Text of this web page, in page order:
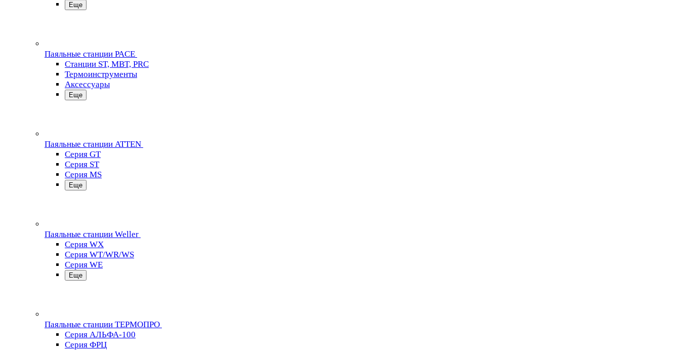
Еще
Паяльные станции PACE
Станции ST, MBT, PRC
Термоинструменты
Аксессуары
Еще
Паяльные станции ATTEN
Серия GT
Серия ST
Серия MS
Еще
Паяльные станции Weller
Серия WX
Серия WT/WR/WS
Серия WE
Еще
Паяльные станции ТЕРМОПРО
Серия АЛЬФА-100
Серия ФРЦ